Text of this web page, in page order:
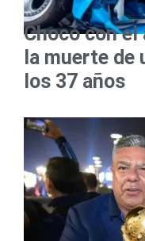
Chocó con
la muerte de
los 37 años